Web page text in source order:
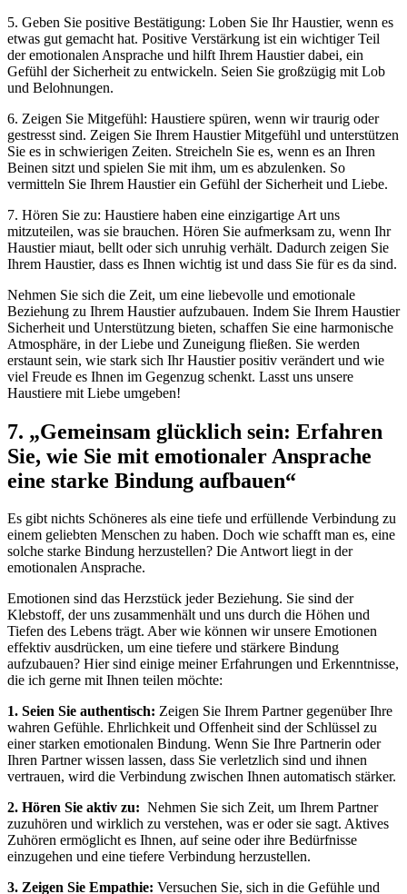
5. Geben Sie positive Bestätigung: Loben Sie Ihr Haustier, wenn​ es
etwas gut‌ gemacht hat. Positive Verstärkung ist ein wichtiger Teil
der emotionalen Ansprache‌ und hilft Ihrem⁣ Haustier dabei, ein
‌Gefühl der Sicherheit zu entwickeln. Seien Sie ‌großzügig mit Lob
und Belohnungen.
6. Zeigen Sie Mitgefühl: Haustiere spüren, ⁣wenn wir⁤ traurig ‌oder
gestresst sind. ⁣Zeigen​ Sie Ihrem Haustier Mitgefühl und ‌unterstützen
Sie es in‌ schwierigen Zeiten. Streicheln⁣ Sie es, wenn es an ⁣Ihren
Beinen sitzt ⁢und spielen Sie mit⁣ ihm, um es abzulenken. So⁣
vermitteln Sie Ihrem Haustier ein Gefühl ‌der Sicherheit ⁢und⁢ Liebe.
7. ‌Hören Sie zu:⁤ Haustiere haben eine einzigartige Art uns‍
mitzuteilen, was sie brauchen. Hören ​Sie aufmerksam zu, wenn Ihr ​
Haustier miaut, bellt oder sich unruhig verhält. ⁣Dadurch ⁤zeigen Sie
Ihrem Haustier, dass ​es ‌Ihnen wichtig ist und ⁤dass Sie‍ für⁤ es da ⁤sind.
Nehmen⁤ Sie sich die Zeit, um​ eine liebevolle ⁤und ⁤emotionale‌
Beziehung zu Ihrem Haustier aufzubauen. Indem Sie Ihrem ‍Haustier
Sicherheit und Unterstützung bieten,‍ schaffen Sie eine harmonische
Atmosphäre, in der ⁢Liebe ‌und Zuneigung fließen. Sie werden
erstaunt‌ sein, wie stark sich Ihr Haustier ⁤positiv verändert und ‍wie
viel ‍Freude es Ihnen im​ Gegenzug ⁤schenkt. Lasst ‍uns unsere
Haustiere mit Liebe umgeben!
7. „Gemeinsam glücklich sein: Erfahren ​
Sie, wie Sie⁤ mit emotionaler Ansprache⁢
eine starke Bindung aufbauen“
Es gibt nichts ⁣Schöneres als⁣ eine tiefe und‍ erfüllende‍ Verbindung zu
einem geliebten Menschen zu haben. Doch wie schafft man ⁤es, eine
solche starke Bindung⁤ herzustellen? Die ⁤Antwort liegt ​in der
emotionalen⁣ Ansprache.
Emotionen sind das⁤ Herzstück jeder​ Beziehung. Sie sind der
Klebstoff, der uns zusammenhält und⁤ uns durch die⁣ Höhen und
Tiefen des ⁣Lebens trägt. Aber wie können wir unsere Emotionen⁢
effektiv ausdrücken, um eine tiefere​ und stärkere ⁢Bindung
aufzubauen? Hier sind einige meiner Erfahrungen und ‍Erkenntnisse,
die ⁣ich gerne mit Ihnen⁣ teilen ⁤möchte:
1. Seien Sie authentisch: Zeigen Sie Ihrem Partner gegenüber Ihre
wahren‍ Gefühle. Ehrlichkeit und Offenheit sind​ der Schlüssel zu
einer ⁤starken emotionalen Bindung. ⁢Wenn Sie Ihre Partnerin oder
Ihren Partner ⁤wissen lassen,⁤ dass ​Sie ⁢verletzlich sind und ihnen
vertrauen, wird die Verbindung zwischen Ihnen automatisch ​stärker.
2. Hören Sie aktiv zu: ​ Nehmen Sie sich Zeit, ⁣um Ihrem ⁣Partner
zuzuhören und⁢ wirklich zu verstehen, was ⁢er oder⁢ sie sagt. Aktives
Zuhören ermöglicht es Ihnen, auf ⁣seine oder ihre Bedürfnisse
einzugehen ​und eine⁢ tiefere⁢ Verbindung herzustellen.
3. Zeigen Sie Empathie: Versuchen Sie, sich‌ in die⁢ Gefühle und